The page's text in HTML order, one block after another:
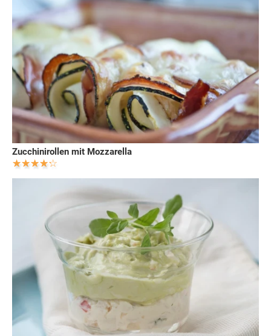
Zucchinirollen mit Mozzarella